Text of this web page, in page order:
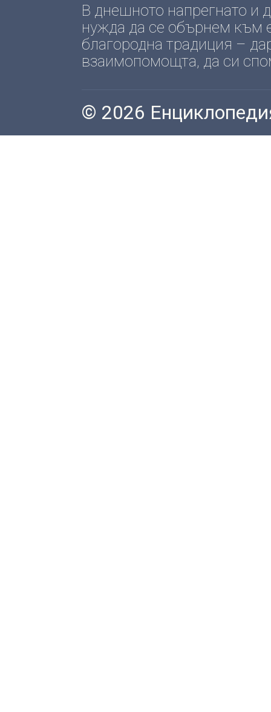
В днешното напрегнато
нужда да се обърнем към
благородна традиция –
взаимопомощта, да си
© 2026